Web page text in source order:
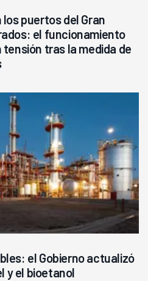
puertos del Gran
el funcionamiento
tras la medida de
el Gobierno actualizó
y el bioetanol